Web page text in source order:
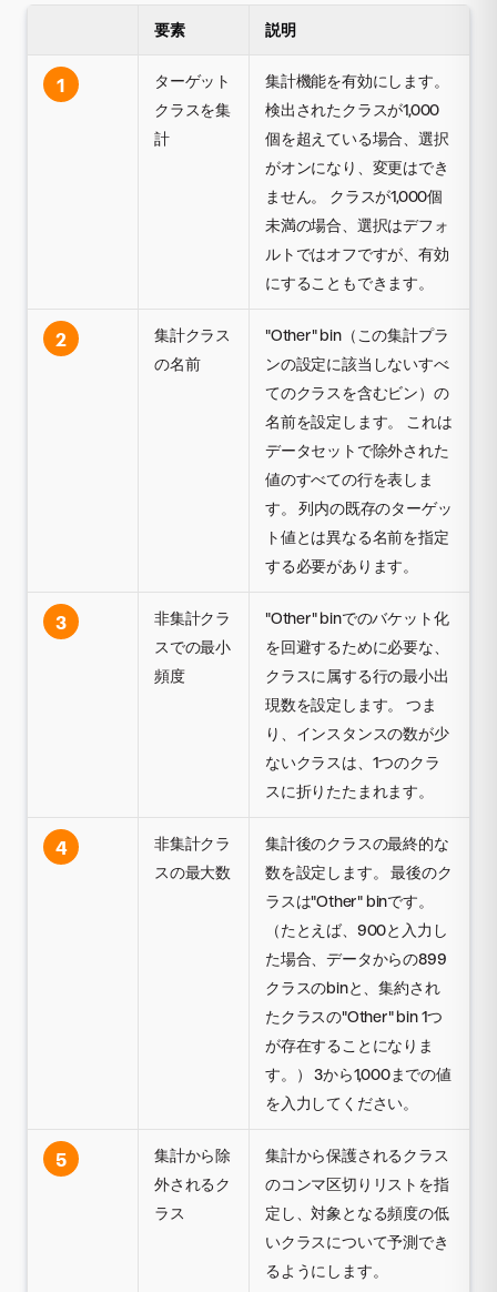
要素 説明
1
ターゲット
クラスを集
計
集計機能を有効にします。
検出されたクラスが1,000
個を超えている場合、選択
がオンになり、変更はでき
ません。 クラスが1,000個
未満の場合、選択はデフォ
ルトではオフですが、有効
にすることもできます。
2
集計クラス
の名前
"Other" bin（この集計プラ
ンの設定に該当しないすべ
てのクラスを含むビン）の
名前を設定します。 これは
データセットで除外された
値のすべての行を表しま
す。 列内の既存のターゲッ
ト値とは異なる名前を指定
する必要があります。
3
非集計クラ
スでの最小
頻度
"Other" binでのバケット化
を回避するために必要な、
クラスに属する行の最小出
現数を設定します。 つま
り、インスタンスの数が少
ないクラスは、1つのクラ
スに折りたたまれます。
4
非集計クラ
スの最大数
集計後のクラスの最終的な
数を設定します。 最後のク
ラスは"Other" binです。
（たとえば、900と入力し
た場合、データからの899
クラスのbinと、集約され
たクラスの"Other" bin 1つ
が存在することになりま
す。） 3から1,000までの値
を入力してください。
5
集計から除
外されるク
ラス
集計から保護されるクラス
のコンマ区切りリストを指
定し、対象となる頻度の低
いクラスについて予測でき
るようにします。